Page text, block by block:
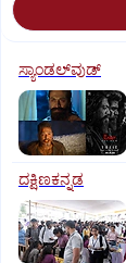
ಸ್ಯಾಂಡಲ್‌ವುಡ್‌
ದಕ್ಷಿಣಕನ್ನಡ